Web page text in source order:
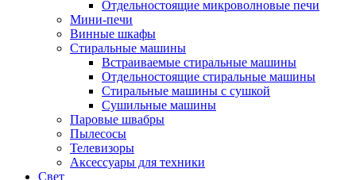
Отдельностоящие микроволновые печи
Мини-печи
Винные шкафы
Стиральные машины
Встраиваемые стиральные машины
Отдельностоящие стиральные машины
Стиральные машины с сушкой
Сушильные машины
Паровые швабры
Пылесосы
Телевизоры
Аксессуары для техники
Свет